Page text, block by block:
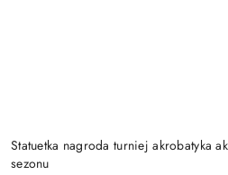
Statuetka nagroda turniej akrobatyka
sezonu